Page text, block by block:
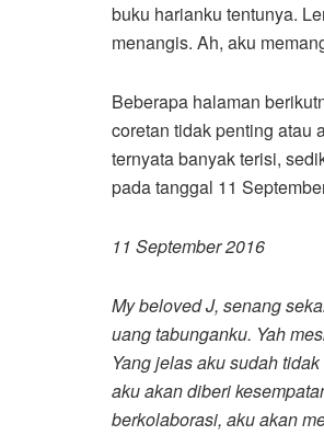
buku harianku tentunya.
menangis. Ah, aku
Beberapa halaman
coretan tidak penting atau
ternyata banyak terisi,
pada tanggal 11
11 September 2016
My beloved J, senang
uang tabunganku. Yah
Yang jelas aku sudah
aku akan diberi
berkolaborasi, aku akan